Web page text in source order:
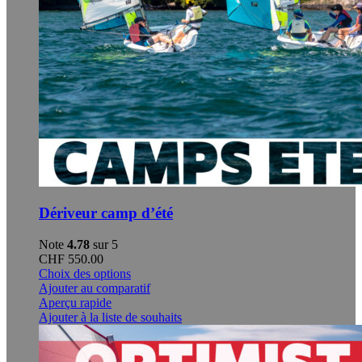
Dériveur camp d’été
Note 4.78 sur 5
CHF 550.00
Choix des optionsCe
produit
plusieurs
Les
Ajouter au comparatif
Aperçu rapide
Ajouter à la liste de souhaits